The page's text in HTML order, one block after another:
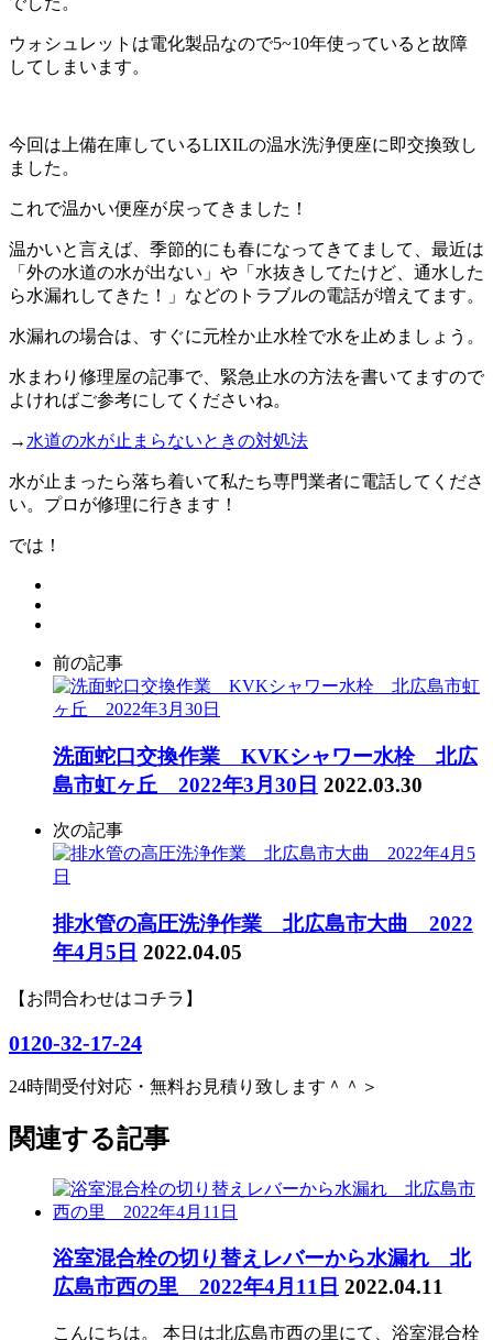
ウォシュレットは電化製品なので5~10年使っていると故障
してしまいます。
今回は上備在庫しているLIXILの温水洗浄便座に即交換致し
ました。
これで温かい便座が戻ってきました！
温かいと言えば、季節的にも春になってきてまして、最近は
「外の水道の水が出ない」や「水抜きしてたけど、通水した
ら水漏れしてきた！」などのトラブルの電話が増えてます。
水漏れの場合は、すぐに元栓か止水栓で水を止めましょう。
水まわり修理屋の記事で、緊急止水の方法を書いてますので
よければご参考にしてくださいね。
→ 水道の水が止まらないときの対処法
水が止まったら落ち着いて私たち専門業者に電話してくださ
い。プロが修理に行きます！
では！
前の記事
洗面蛇口交換作業 KVKシャワー水栓 北広
島市虹ヶ丘 2022年3月30日 2022.03.30
次の記事
排水管の高圧洗浄作業 北広島市大曲 2022
年4月5日 2022.04.05
【お問合わせはコチラ】
0120-32-17-24
24時間受付対応・無料お見積り致します＾＾＞
関連する記事
浴室混合栓の切り替えレバーから水漏れ 北
広島市西の里 2022年4月11日 2022.04.11
こんにちは。 本日は北広島市西の里にて、浴室混合栓